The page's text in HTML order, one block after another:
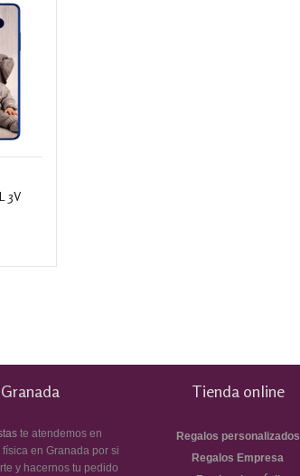
3V
te atendemos en
en Granada por si
y hacernos tu pedido
Tienda online
Regalos personalizados
Regalos Empresa